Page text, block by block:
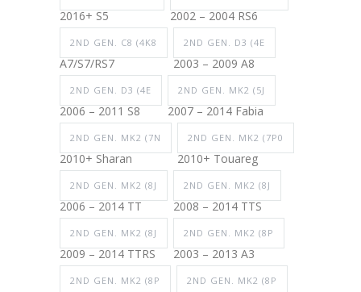
2016+ S5 2002 – 2004 RS6
2ND GEN. C8 (4K8
A7/S7/RS7
2ND GEN. D3 (4E
2003 – 2009 A8
2ND GEN. D3 (4E
2006 – 2011 S8
2ND GEN. MK2 (5J
2007 – 2014 Fabia
2ND GEN. MK2 (7N
2010+ Sharan
2ND GEN. MK2 (7P0
2010+ Touareg
2ND GEN. MK2 (8J
2006 – 2014 TT
2ND GEN. MK2 (8J
2008 – 2014 TTS
2ND GEN. MK2 (8J
2009 – 2014 TTRS
2ND GEN. MK2 (8P
2003 – 2013 A3
2ND GEN. MK2 (8P 2ND GEN. MK2 (8P